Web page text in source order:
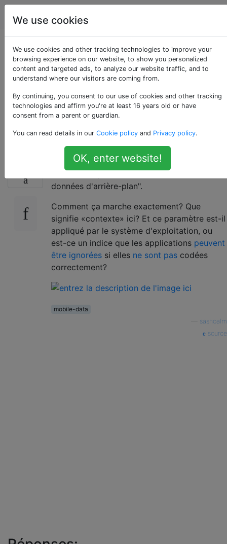
Android
Comment fonctionne
«Restreindre les
données d'arrière-
plan»?
Dans "Paramètres" -> "Utilisation des
données", il y a une case "Restreindre les
données d'arrière-plan".
Comment ça marche exactement? Que
signifie «contexte» ici? Et ce paramètre est-il
appliqué par le système d'exploitation, ou
est-ce un indice que les applications peuvent
être ignorées si elles ne sont pas codées
correctement?
mobile-data
sashoalm
source
We use cookies
We use cookies and other tracking technologies to improve your
browsing experience on our website, to show you personalized
content and targeted ads, to analyze our website traffic, and to
understand where our visitors are coming from.
By continuing, you consent to our use of cookies and other tracking
technologies and affirm you're at least 16 years old or have
consent from a parent or guardian.
You can read details in our Cookie policy and Privacy policy.
OK, enter website!